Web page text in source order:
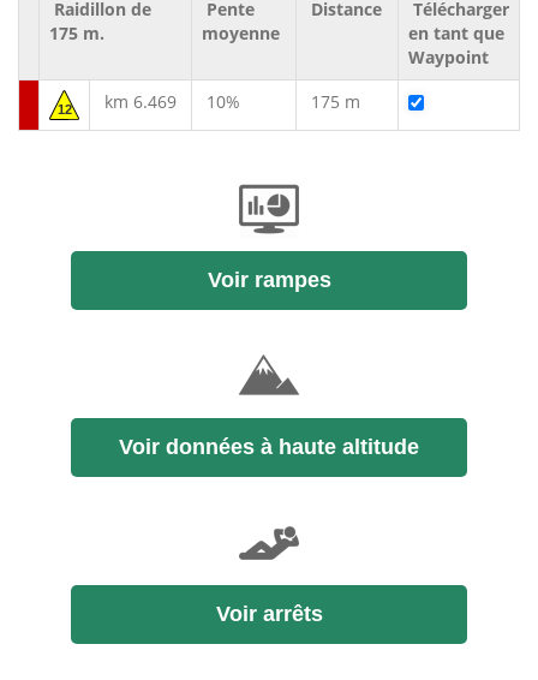
Raidillon de
175 m.
Pente
moyenne
Distance
Télécharger
en tant que
Waypoint
12 km 6.469 10% 175 m
Voir rampes
Voir données à haute altitude
Voir arrêts